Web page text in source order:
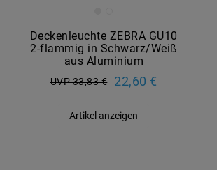
Deckenleuchte ZEBRA GU10
2-flammig in Schwarz/Weiß
aus Aluminium
UVP 33,83 € 22,60 €
Artikel anzeigen